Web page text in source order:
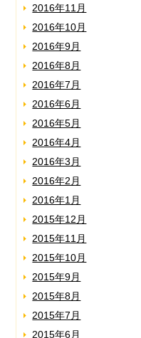
2016年11月
2016年10月
2016年9月
2016年8月
2016年7月
2016年6月
2016年5月
2016年4月
2016年3月
2016年2月
2016年1月
2015年12月
2015年11月
2015年10月
2015年9月
2015年8月
2015年7月
2015年6月